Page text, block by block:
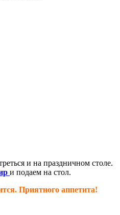
и на праздничном столе.
и подаем на стол.
Приятного аппетита!